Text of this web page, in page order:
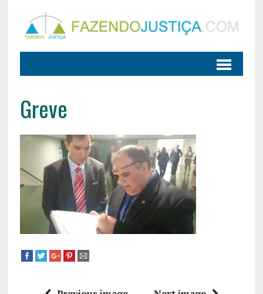
Greve